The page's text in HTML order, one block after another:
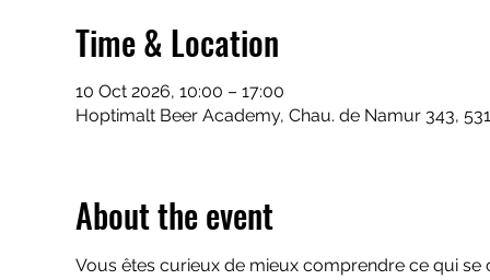
Time & Location
10 Oct 2026, 10:00 – 17:00
Hoptimalt Beer Academy, Chau. de Namur 343,
About the event
Vous êtes curieux de mieux comprendre ce qui se